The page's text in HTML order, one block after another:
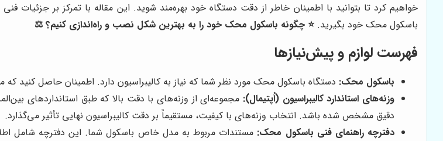
خواهیم کرد تا بتوانید با اطمینان خاطر از دقت دستگاه خود بهره‌مند شوید. این مقاله با تمرکز بر جزئیات
باسکول محک خود بگیرید.⭐️ چگونه باسکول محک خود را به بهترین شکل نصب و راه‌اندازی کنیم؟ ⚖️
فهرست لوازم و پیش‌نیازها
باسکول محک: دستگاه باسکول محک مورد نظر شما که نیاز به کالیبراسیون دارد. اطمینان حاصل کنید
وزنه‌های استاندارد کالیبراسیون (اُپتیمال): مجموعه‌ای از وزنه‌های با دقت بالا که طبق استانداردهای
دقیق مشخص شده باشد. انتخاب وزنه‌های با کیفیت، مستقیماً بر دقت کالیبراسیون نهایی تأثیر می‌گذارد.
دفترچه راهنمای فنی باسکول محک: مستندات مربوط به مدل خاص باسکول شما. این دفترچه شامل